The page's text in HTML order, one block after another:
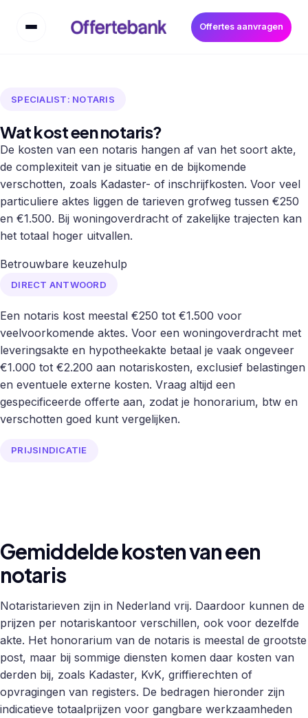
Offertes aanvragen
SPECIALIST: NOTARIS
Wat kost een notaris?
De kosten van een notaris hangen af van het soort akte,
de complexiteit van je situatie en de bijkomende
verschotten, zoals Kadaster- of inschrijfkosten. Voor veel
particuliere aktes liggen de tarieven grofweg tussen €250
en €1.500. Bij woningoverdracht of zakelijke trajecten kan
het totaal hoger uitvallen.
Betrouwbare keuzehulp
DIRECT ANTWOORD
Een notaris kost meestal €250 tot €1.500 voor
veelvoorkomende aktes. Voor een woningoverdracht met
leveringsakte en hypotheekakte betaal je vaak ongeveer
€1.000 tot €2.200 aan notariskosten, exclusief belastingen
en eventuele externe kosten. Vraag altijd een
gespecificeerde offerte aan, zodat je honorarium, btw en
verschotten goed kunt vergelijken.
PRIJSINDICATIE
Gemiddelde kosten van een
notaris
Notaristarieven zijn in Nederland vrij. Daardoor kunnen de
prijzen per notariskantoor verschillen, ook voor dezelfde
akte. Het honorarium van de notaris is meestal de grootste
post, maar bij sommige diensten komen daar kosten van
derden bij, zoals Kadaster, KvK, griffierechten of
opvragingen van registers. De bedragen hieronder zijn
indicatieve totaalprijzen voor gangbare werkzaamheden